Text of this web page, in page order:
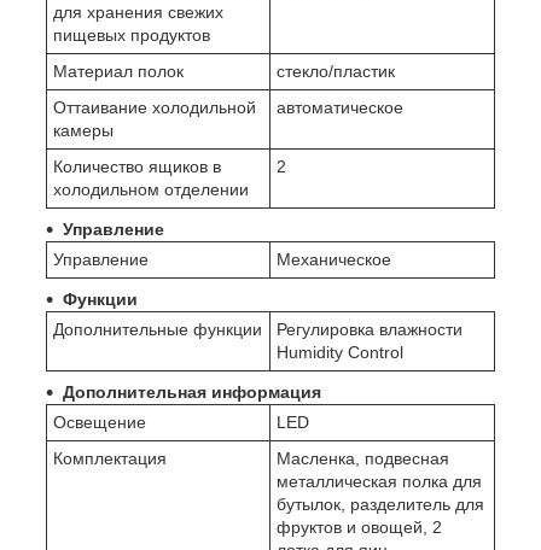
для хранения свежих
пищевых продуктов
Материал полок
стекло/пластик
Оттаивание холодильной
камеры
автоматическое
Количество ящиков в
холодильном отделении
2
Управление
Управление
Механическое
Функции
Дополнительные функции
Регулировка влажности
Humidity Control
Дополнительная информация
Освещение
LED
Комплектация
Масленка, подвесная
металлическая полка для
бутылок, разделитель для
фруктов и овощей, 2